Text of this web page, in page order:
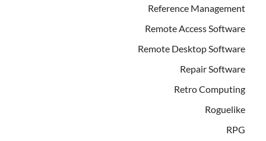
Reference Management
Remote Access Software
Remote Desktop Software
Repair Software
Retro Computing
Roguelike
RPG